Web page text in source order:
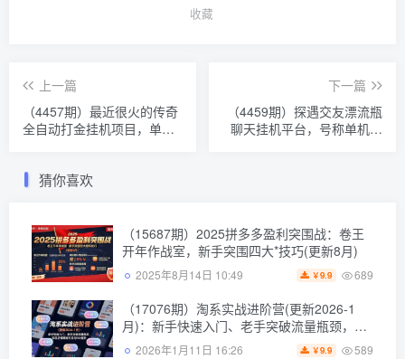
收藏
上一篇
（4457期）最近很火的传奇
全自动打金挂机项目，单号
下一篇
（4459期）探遇交友漂流瓶
聊天挂机平台，号称单机一
猜你喜欢
（15687期）2025拼多多盈利突围战：卷王
开年作战室，新手突围四大*技巧(更新8月)
2025年8月14日 10:49 ￥9.9 689
（17076期）淘系实战进阶营(更新2026-1
月)：新手快速入门、老手突破流量瓶颈，实
现店铺*引流与ROI提升
2026年1月11日 16:26 ￥9.9 589